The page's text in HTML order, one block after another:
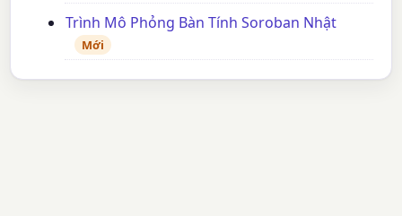
Trình Mô Phỏng Bàn Tính Soroban Nhật
Mới